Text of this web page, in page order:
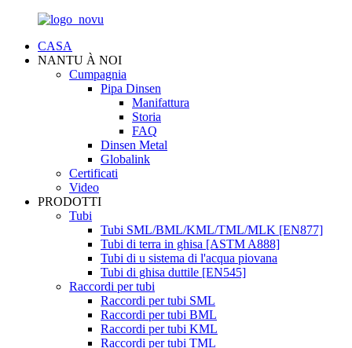
CASA
NANTU À NOI
Cumpagnia
Pipa Dinsen
Manifattura
Storia
FAQ
Dinsen Metal
Globalink
Certificati
Video
PRODOTTI
Tubi
Tubi SML/BML/KML/TML/MLK [EN877]
Tubi di terra in ghisa [ASTM A888]
Tubi di u sistema di l'acqua piovana
Tubi di ghisa duttile [EN545]
Raccordi per tubi
Raccordi per tubi SML
Raccordi per tubi BML
Raccordi per tubi KML
Raccordi per tubi TML